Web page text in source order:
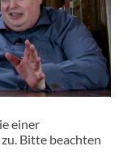
einer
Bitte beachten